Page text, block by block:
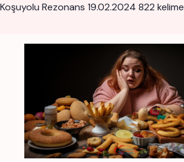
Koşuyolu Rezonans 19.02.2024 822 kelime